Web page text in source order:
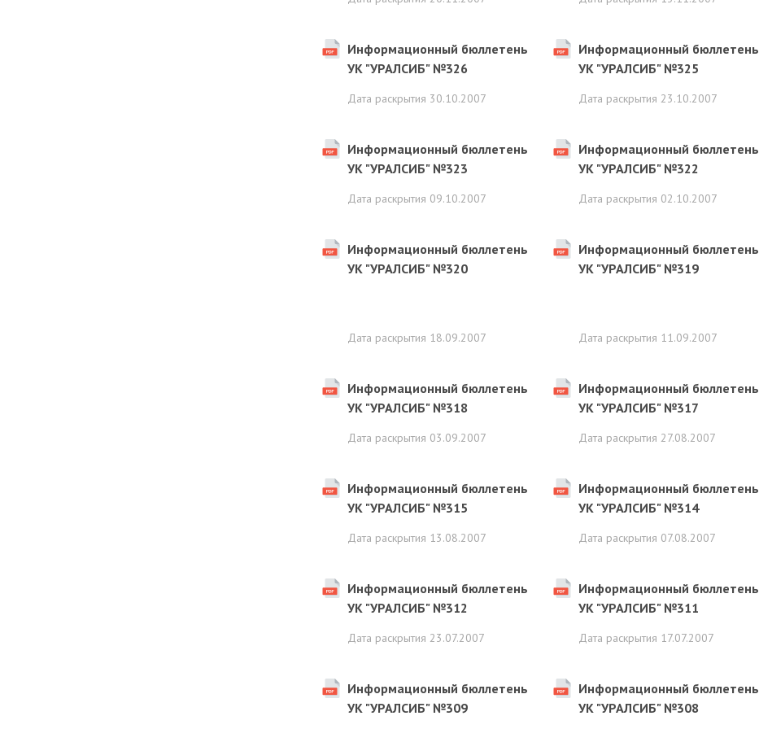
Информационный бюллетень
УК "УРАЛСИБ" №326
Дата раскрытия 30.10.2007
Информационный бюллетень
УК "УРАЛСИБ" №325
Дата раскрытия 23.10.2007
Информационный бюллетень
УК "УРАЛСИБ" №323
Дата раскрытия 09.10.2007
Информационный бюллетень
УК "УРАЛСИБ" №322
Дата раскрытия 02.10.2007
Информационный бюллетень
УК "УРАЛСИБ" №320
Дата раскрытия 18.09.2007
Информационный бюллетень
УК "УРАЛСИБ" №319
Дата раскрытия 11.09.2007
Информационный бюллетень
УК "УРАЛСИБ" №318
Дата раскрытия 03.09.2007
Информационный бюллетень
УК "УРАЛСИБ" №317
Дата раскрытия 27.08.2007
Информационный бюллетень
УК "УРАЛСИБ" №315
Дата раскрытия 13.08.2007
Информационный бюллетень
УК "УРАЛСИБ" №314
Дата раскрытия 07.08.2007
Информационный бюллетень
УК "УРАЛСИБ" №312
Дата раскрытия 23.07.2007
Информационный бюллетень
УК "УРАЛСИБ" №311
Дата раскрытия 17.07.2007
Информационный бюллетень
УК "УРАЛСИБ" №309
Информационный бюллетень
УК "УРАЛСИБ" №308